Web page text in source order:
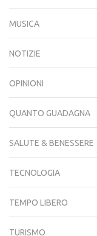
MUSICA
NOTIZIE
OPINIONI
QUANTO GUADAGNA
SALUTE & BENESSERE
TECNOLOGIA
TEMPO LIBERO
TURISMO